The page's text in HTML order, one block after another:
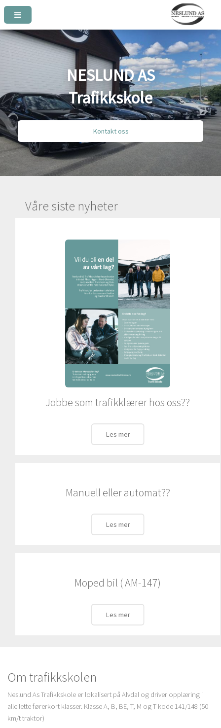
NESLUND AS
Trafikkskole
Kontakt oss
Våre siste nyheter
Jobbe som trafikklærer hos oss??
Les mer
Manuell eller automat??
Les mer
Moped bil ( AM-147)
Les mer
Om trafikkskolen
Neslund As Trafikkskole er lokalisert på Alvdal og driver opplæring i
alle lette førerkort klasser. Klasse A, B, BE, T, M og T kode 141/148 (50
km/t traktor)